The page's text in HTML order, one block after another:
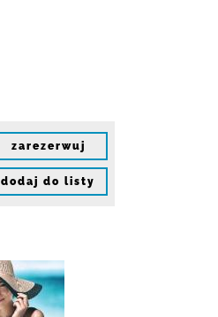
zarezerwuj
dodaj do listy